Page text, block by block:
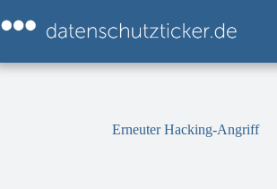
Inhalt
springen
Erneuter Hacking-Angriff